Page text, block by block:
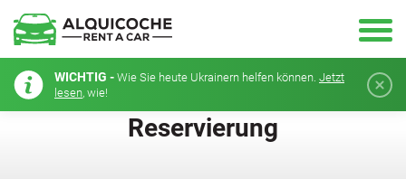
WICHTIG - Wie Sie heute Ukrainern helfen können. Jetzt
lesen, wie!
Reservierung